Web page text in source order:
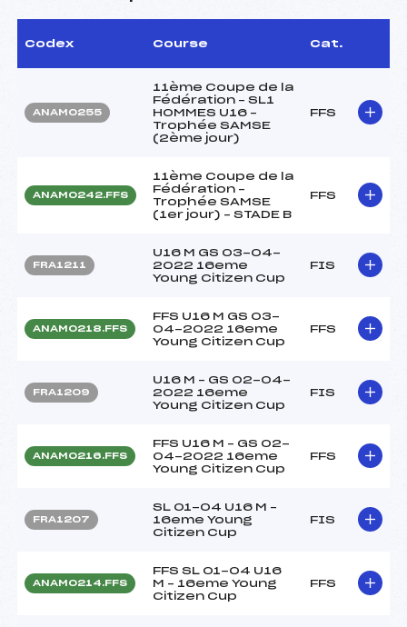
Codex Course Cat.
ANAM0255
11ème Coupe de la
Fédération – SL1
HOMMES U16 –
Trophée SAMSE
(2ème jour)
FFS
ANAM0242.FFS
11ème Coupe de la
Fédération –
Trophée SAMSE
(1er jour) – STADE B
FFS
FRA1211
U16 M GS 03-04-
2022 16eme
Young Citizen Cup
FIS
ANAM0218.FFS
FFS U16 M GS 03-
04-2022 16eme
Young Citizen Cup
FFS
FRA1209
U16 M – GS 02-04-
2022 16eme
Young Citizen Cup
FIS
ANAM0216.FFS
FFS U16 M – GS 02-
04-2022 16eme
Young Citizen Cup
FFS
FRA1207
SL 01-04 U16 M –
16eme Young
Citizen Cup
FIS
ANAM0214.FFS
FFS SL 01-04 U16
M – 16eme Young
Citizen Cup
FFS